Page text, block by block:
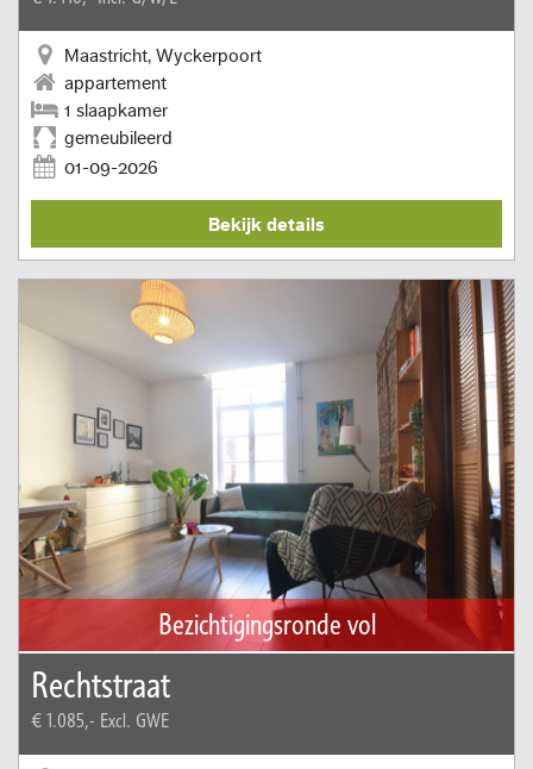
Maastricht, Wyckerpoort
appartement
1 slaapkamer
gemeubileerd
01-09-2026
Bekijk details
Bezichtigingsronde vol
Rechtstraat
€ 1.085,- Excl. GWE